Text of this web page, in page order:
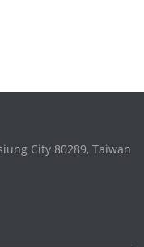
City 80289, Taiwan